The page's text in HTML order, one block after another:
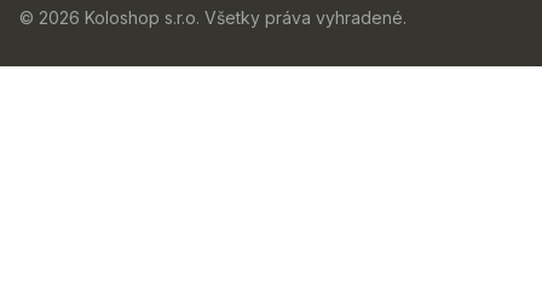
© 2026 Koloshop s.r.o. Všetky práva vyhradené.